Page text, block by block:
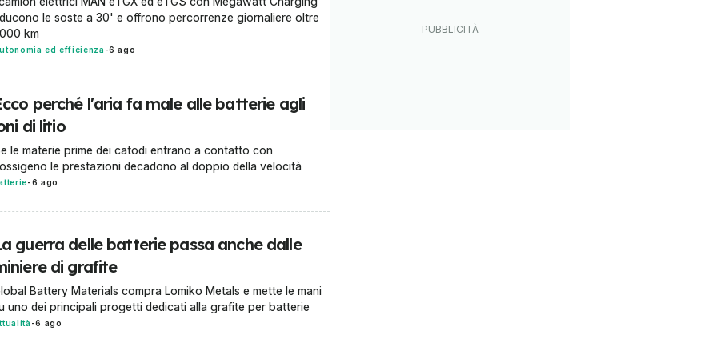
le soste a 30' e offrono percorrenze giornaliere oltre
km
ed efficienza -6 ago
perché l'aria fa male alle batterie agli
di litio
le materie prime dei catodi entrano a contatto con
le prestazioni decadono al doppio della velocità
-6 ago
guerra delle batterie passa anche dalle
di grafite
Battery Materials compra Lomiko Metals e mette le mani
uno dei principali progetti dedicati alla grafite per batterie
-6 ago